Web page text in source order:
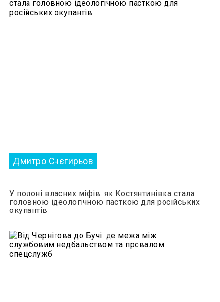
Дмитро Снєгирьов
У полоні власних міфів: як Костянтинівка стала
головною ідеологічною пасткою для російських
окупантів